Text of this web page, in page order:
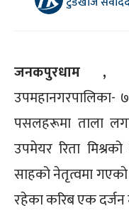
जनकपुरधाम
उपमहानगरपालिका-
पसलहरूमा ताला
उपमेयर रिता
साहको नेतृत्वमा
रहेका करिब एक दर्जन